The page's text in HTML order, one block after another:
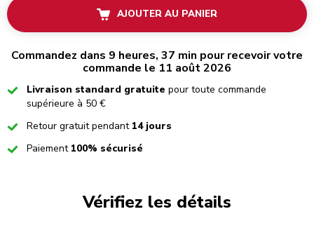
AJOUTER AU PANIER
Commandez dans 9 heures, 37 min pour recevoir votre
commande le 11 août 2026
CheckedLivraison standard gratuite pour toute commande
supérieure à 50 €
CheckedRetour gratuit pendant 14 jours
CheckedPaiement 100% sécurisé
Vérifiez les détails